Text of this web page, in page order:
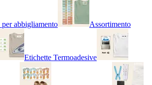
per abbigliamento Assortimento
Etichette Termoadesive